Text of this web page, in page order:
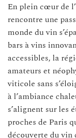
En plein cœur de
rencontre une
monde du vin
bars à vins
accessibles, la
amateurs et
viticole sans
à l’ambiance
s’alignent sur les
proches de Paris
découverte du vin